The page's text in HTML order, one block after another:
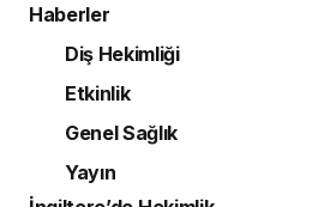
Haberler
Diş Hekimliği
Etkinlik
Genel Sağlık
Yayın